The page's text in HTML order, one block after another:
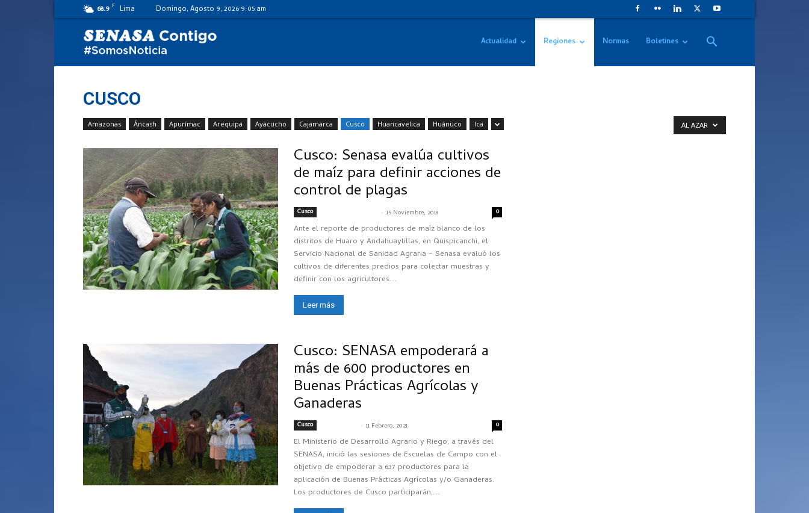
68.9 F Lima Domingo, Agosto 9, 2026 9:05 am
Actualidad Regiones Normas Boletines
CUSCO
Amazonas Áncash Apurímac Arequipa Ayacucho Cajamarca Cusco Huancavelica Huánuco Ica AL AZAR
Cusco: Senasa evalúa cultivos
de maíz para definir acciones de
control de plagas
Cusco - 15 Noviembre, 2018 0
Ante el reporte de productores de maíz blanco de los
distritos de Huaro y Andahuaylillas, en Quispicanchi, el
Servicio Nacional de Sanidad Agraria – Senasa evaluó los
cultivos de diferentes predios para colectar muestras y
definir con los agricultores...
Leer más
Cusco: SENASA empoderará a
más de 600 productores en
Buenas Prácticas Agrícolas y
Ganaderas
Cusco - 11 Febrero, 2021 0
El Ministerio de Desarrollo Agrario y Riego, a través del
SENASA, inició las sesiones de Escuelas de Campo con el
objetivo de empoderar a 637 productores para la
aplicación de Buenas Prácticas Agrícolas y/o Ganaderas.
Los productores de Cusco participarán,...